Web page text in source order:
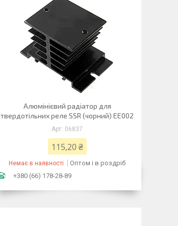
Алюмінієвий радіатор для
твердотільних реле SSR (чорний) EE002
06837
115,20 ₴
Немає в наявності
Оптом і в роздріб
+380 (66) 178-28-89